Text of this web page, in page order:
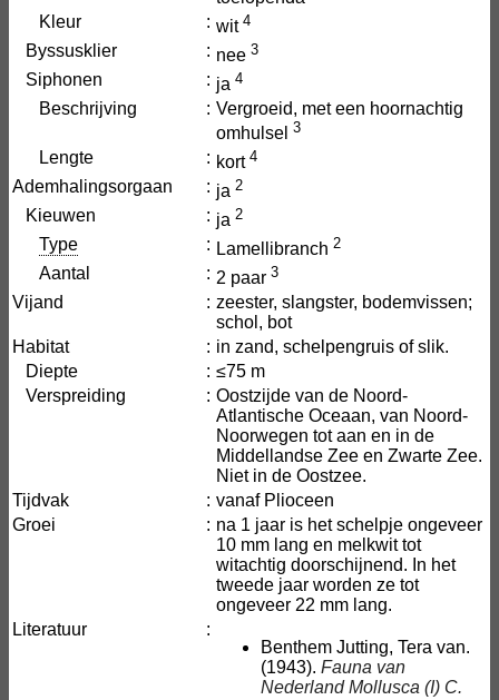
Kleur : wit 4
Byssusklier : nee 3
Siphonen : ja 4
Beschrijving : Vergroeid, met een hoornachtig
omhulsel 3
Lengte : kort 4
Ademhalingsorgaan : ja 2
Kieuwen : ja 2
Type : Lamellibranch 2
Aantal : 2 paar 3
Vijand : zeester, slangster, bodemvissen;
schol, bot
Habitat
: in zand, schelpengruis of slik.
Diepte
: ≤75 m
Verspreiding
: Oostzijde van de Noord-
Atlantische Oceaan, van Noord-
Noorwegen tot aan en in de
Middellandse Zee en Zwarte Zee.
Niet in de Oostzee.
Tijdvak
: vanaf Plioceen
Groei
: na 1 jaar is het schelpje ongeveer
10 mm lang en melkwit tot
witachtig doorschijnend. In het
tweede jaar worden ze tot
ongeveer 22 mm lang.
Literatuur
:
Benthem Jutting, Tera van.
(1943). Fauna van
Nederland Mollusca (I) C.